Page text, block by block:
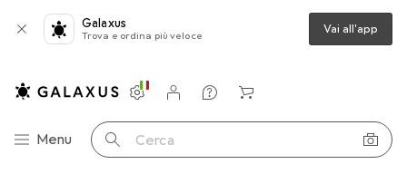
Galaxus
Trova e ordina più veloce Vai all'app
Categoria Navigazione
Menu Cerca
Impostazioni
Conto cliente
Liste di confronto
Liste dei desideri
Carrello